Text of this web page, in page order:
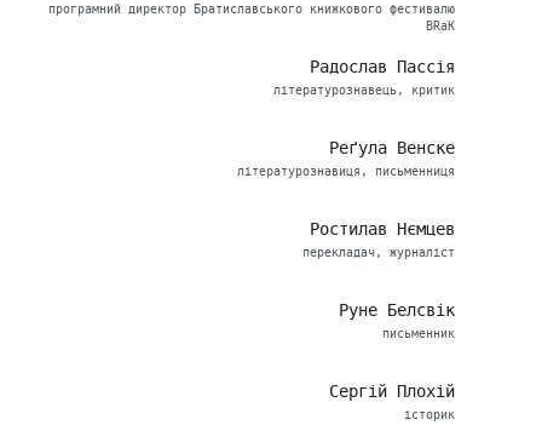
програмний директор Братиславського книжкового фестивалю
BRaK
Радослав Пассія
літературознавець, критик
Реґула Венске
літературознавиця, письменниця
Ростилав Нємцев
перекладач, журналіст
Руне Белсвік
письменник
Сергій Плохій
історик